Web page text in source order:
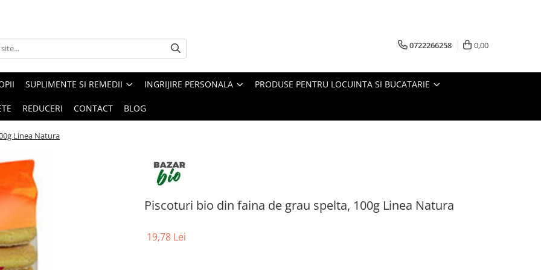
0722266258 0,00
SUPLIMENTE SI REMEDII INGRIJIRE PERSONALA PRODUSE PENTRU LOCUINTA SI BUCATARIE
REDUCERI CONTACT BLOG
Linea Natura
Piscoturi bio din faina de grau spelta, 100g Linea Natura
19,78 Lei